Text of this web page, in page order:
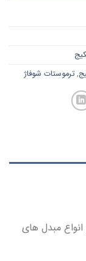
,ترموستات شوفاژ
روی انواع مبدل های